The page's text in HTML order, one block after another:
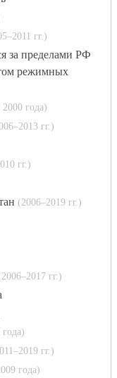
гг.)
за пределами РФ
режимных
2000 года)
гг.)
гг.)
(2006–2019 гг.)
гг.)
гг.)
года)